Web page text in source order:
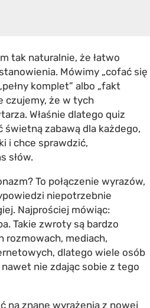
tak naturalnie, że łatwo
Mówimy „cofać się
komplet” albo „fakt
czujemy, że w tych
Właśnie dlatego quiz
świetną zabawą dla każdego,
i chce sprawdzić,
słów.
To połączenie wyrazów,
niepotrzebnie
Najprościej mówiąc:
Takie zwroty są bardzo
rozmowach, mediach,
dlatego wiele osób
nie zdając sobie z tego
na znane wyrażenia z nowej